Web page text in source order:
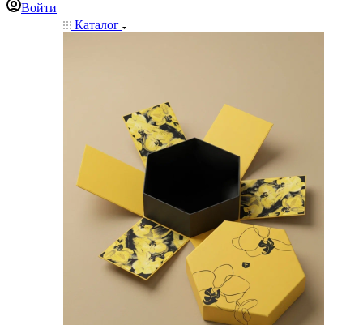
Войти
Каталог